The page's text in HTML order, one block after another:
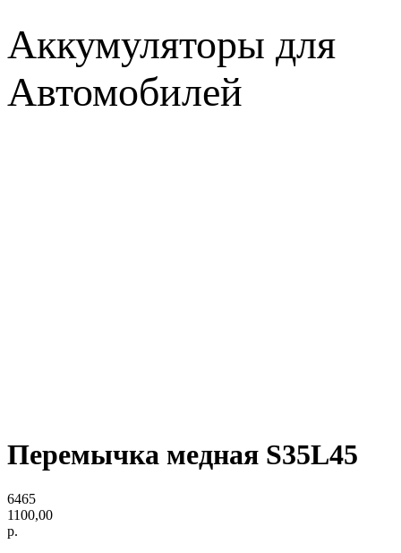
Аккумуляторы для
Автомобилей
Перемычка медная S35L45
6465
1100,00
р.